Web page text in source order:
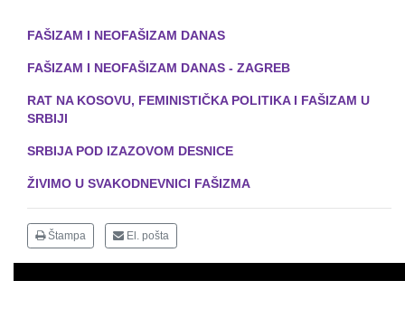
FAŠIZAM I NEOFAŠIZAM DANAS
FAŠIZAM I NEOFAŠIZAM DANAS - ZAGREB
RAT NA KOSOVU, FEMINISTIČKA POLITIKA I FAŠIZAM U
SRBIJI
SRBIJA POD IZAZOVOM DESNICE
ŽIVIMO U SVAKODNEVNICI FAŠIZMA
Štampa El. pošta